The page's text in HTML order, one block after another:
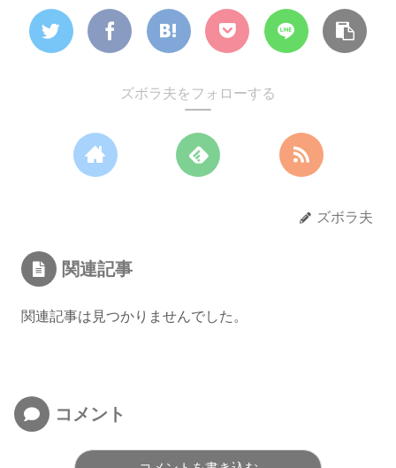
ズボラ夫をフォローする
ズボラ夫
関連記事
関連記事は見つかりませんでした。
コメント